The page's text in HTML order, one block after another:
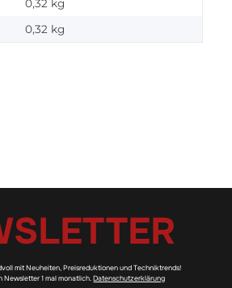
0,32 kg
0,32 kg
mit Neuheiten, Preisreduktionen und Techniktrends!
Newsletter 1 mal monatlich.Datenschutzerklärung